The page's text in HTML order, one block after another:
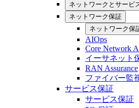
ネットワークとサービ
ネットワーク保証
ネットワーク保
AIOps
Core Network
イーサネット
RAN Assurance
ファイバー監
サービス保証
サービス保証